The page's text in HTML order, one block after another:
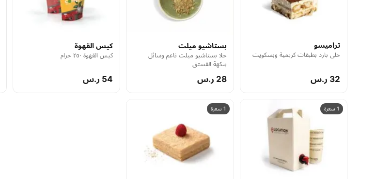
تراميسو
حلى بارد بطبقات كريمية وبسكويت
32 ر.س
بستاشيو ميلت
حلا بستاشيو ميلت ناعم وسائل
بنكهة الفستق
28 ر.س
كيس القهوة
كيس القهوة ٢٥٠ جرام
54 ر.س
1 سعرة 1 سعرة